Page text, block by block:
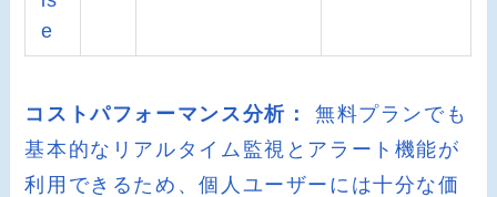
e
コストパフォーマンス分析：
無料プランでも
基本的なリアルタイム監視とアラート機能が
利用できるため、個人ユーザーには十分な価